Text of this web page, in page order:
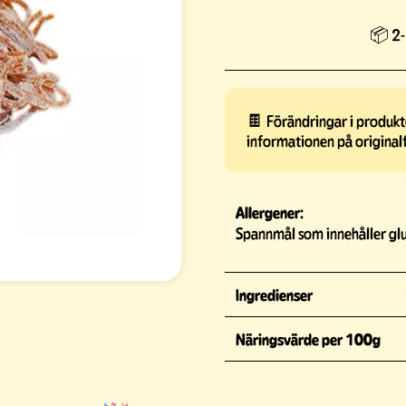
📦 2-
🍫 Förändringar i
informationen på
Allergener:
Spannmål som innehåller
Ingredienser
Näringsvärde per 100g